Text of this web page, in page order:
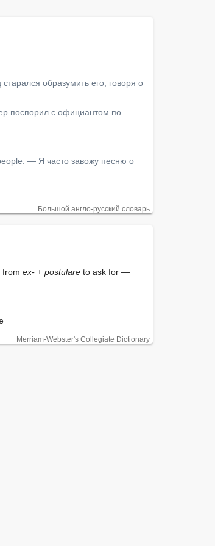
образумить его, говоря о
поспорил с официантом по
— Я часто завожу песню о
Большой англо-русский словарь
from ex- + postulare to ask for —
Merriam-Webster's Collegiate Dictionary